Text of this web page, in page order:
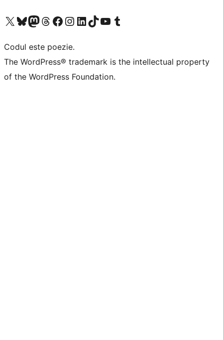
Mergi la contul nostru X (fost Twitter)
Vizitează contul nostru Bluesky
Vizitează contul nostru Mastodon
Vizitează contul nostru Threads
Vizitează pagina noastră Facebook
Vizitează-ne pe Instagram
Vizitează-ne pe LinkedIn
Vizitează contul nostru TikTok
Vizitează canalul nostru YouTube
Vizitează contul nostru Tumblr
Codul este poezie.
The WordPress® trademark is the intellectual property
of the WordPress Foundation.